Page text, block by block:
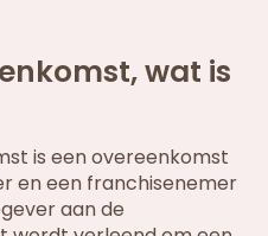
wat is
is een overeenkomst
en een franchisenemer
aan de